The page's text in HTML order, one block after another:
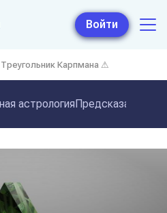
Войти
Треугольник Карпмана ⚠
астрология